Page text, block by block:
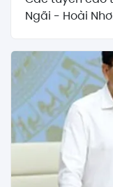
Ngãi - Hoài